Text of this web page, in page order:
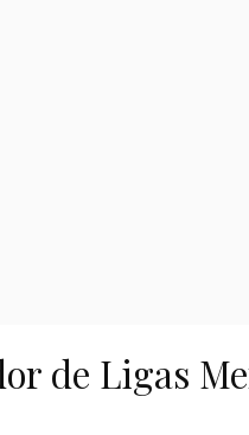
de Ligas